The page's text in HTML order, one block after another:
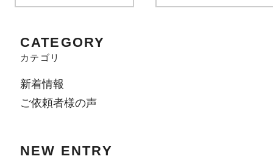
CATEGORY
カテゴリ
新着情報
ご依頼者様の声
NEW ENTRY